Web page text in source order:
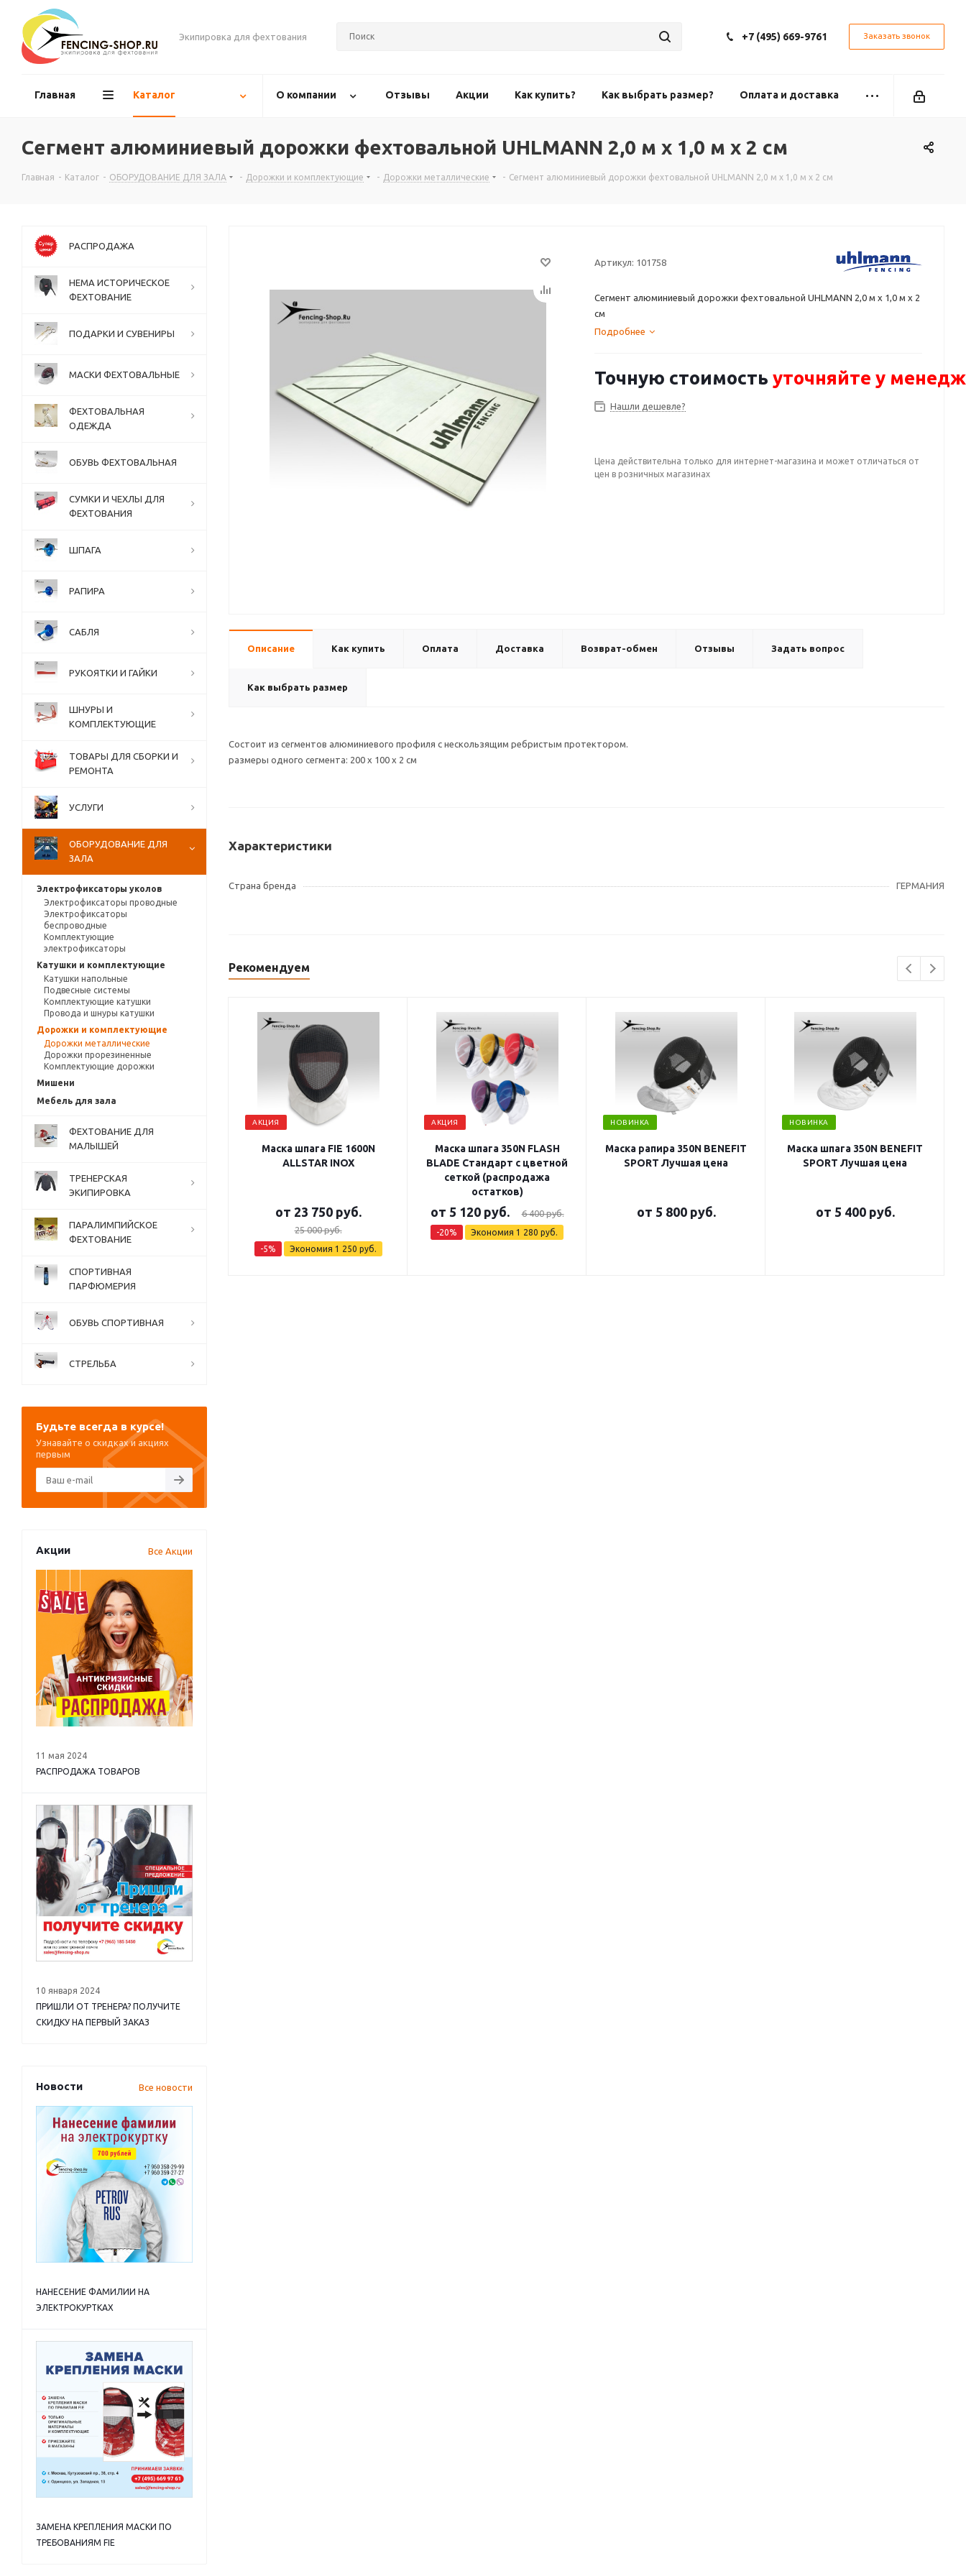
Экипировка для фехтования +7 (495) 669-9761 Заказать звонок
Главная Каталог О компании Отзывы Акции Как купить? Как выбрать размер? Оплата и доставка
Сегмент алюминиевый дорожки фехтовальной UHLMANN 2,0 м х 1,0 м х 2 см
Главная - Каталог - ОБОРУДОВАНИЕ ДЛЯ ЗАЛА - Дорожки и комплектующие - Дорожки металлические - Сегмент алюминиевый дорожки фехтовальной UHLMANN 2,0 м х 1,0 м х 2 см
Артикул: 101758
Сегмент алюминиевый дорожки фехтовальной UHLMANN 2,0 м х 1,0 м х 2
см
Подробнее
Точную стоимость уточняйте у
Нашли дешевле?
Цена действительна только для интернет-магазина и может отличаться от
цен в розничных магазинах
Описание Как купить Оплата Доставка Возврат-обмен Отзывы Задать вопрос
Как выбрать размер
Состоит из сегментов алюминиевого профиля с нескользящим ребристым протектором.
размеры одного сегмента: 200 х 100 х 2 см
Характеристики
Страна бренда ГЕРМАНИЯ
Рекомендуем
АКЦИЯ
Маска шпага FIE 1600N
ALLSTAR INOX
от 23 750 руб.
25 000 руб.
-5% Экономия 1 250 руб.
АКЦИЯ
Маска шпага 350N FLASH
BLADE Стандарт с цветной
сеткой (распродажа
остатков)
от 5 120 руб. 6 400 руб.
-20% Экономия 1 280 руб.
НОВИНКА
Маска рапира 350N BENEFIT
SPORT Лучшая цена
от 5 800 руб.
НОВИНКА
Маска шпага 350N BENEFIT
SPORT Лучшая цена
от 5 400 руб.
РАСПРОДАЖА
НЕМА ИСТОРИЧЕСКОЕ
ФЕХТОВАНИЕ
ПОДАРКИ И СУВЕНИРЫ
МАСКИ ФЕХТОВАЛЬНЫЕ
ФЕХТОВАЛЬНАЯ
ОДЕЖДА
ОБУВЬ ФЕХТОВАЛЬНАЯ
СУМКИ И ЧЕХЛЫ ДЛЯ
ФЕХТОВАНИЯ
ШПАГА
РАПИРА
САБЛЯ
РУКОЯТКИ И ГАЙКИ
ШНУРЫ И
КОМПЛЕКТУЮЩИЕ
ТОВАРЫ ДЛЯ СБОРКИ И
РЕМОНТА
УСЛУГИ
ОБОРУДОВАНИЕ ДЛЯ
ЗАЛА
Электрофиксаторы уколов
Электрофиксаторы проводные
Электрофиксаторы
беспроводные
Комплектующие
электрофиксаторы
Катушки и комплектующие
Катушки напольные
Подвесные системы
Комплектующие катушки
Провода и шнуры катушки
Дорожки и комплектующие
Дорожки металлические
Дорожки прорезиненные
Комплектующие дорожки
Мишени
Мебель для зала
ФЕХТОВАНИЕ ДЛЯ
МАЛЫШЕЙ
ТРЕНЕРСКАЯ
ЭКИПИРОВКА
ПАРАЛИМПИЙСКОЕ
ФЕХТОВАНИЕ
СПОРТИВНАЯ
ПАРФЮМЕРИЯ
ОБУВЬ СПОРТИВНАЯ
СТРЕЛЬБА
Будьте всегда в курсе!
Узнавайте о скидках и акциях
первым
Акции Все Акции
11 мая 2024
РАСПРОДАЖА ТОВАРОВ
10 января 2024
ПРИШЛИ ОТ ТРЕНЕРА? ПОЛУЧИТЕ
СКИДКУ НА ПЕРВЫЙ ЗАКАЗ
Новости Все новости
НАНЕСЕНИЕ ФАМИЛИИ НА
ЭЛЕКТРОКУРТКАХ
ЗАМЕНА КРЕПЛЕНИЯ МАСКИ ПО
ТРЕБОВАНИЯМ FIE